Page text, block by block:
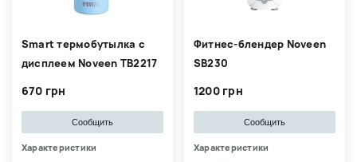
Smart термобутылка с
дисплеем Noveen TB2217
670 грн
Сообщить
Характеристики
Фитнес-блендер Noveen
SB230
1200 грн
Сообщить
Характеристики